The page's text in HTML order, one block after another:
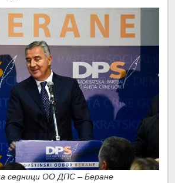
седници ОО ДПС – Беране